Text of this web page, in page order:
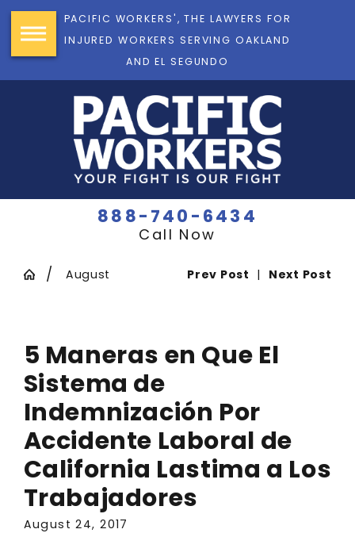
PACIFIC WORKERS', THE LAWYERS FOR
INJURED WORKERS SERVING OAKLAND
AND EL SEGUNDO
888-740-6434
Call Now
August Prev Post | Next Post
5 Maneras en Que El
Sistema de
Indemnización Por
Accidente Laboral de
California Lastima a Los
Trabajadores
August 24, 2017